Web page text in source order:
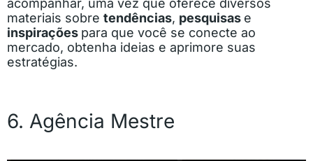
acompanhar, uma vez que oferece diversos
materiais sobre tendências, pesquisas e
inspirações para que você se conecte ao
mercado, obtenha ideias e aprimore suas
estratégias.
6. Agência Mestre